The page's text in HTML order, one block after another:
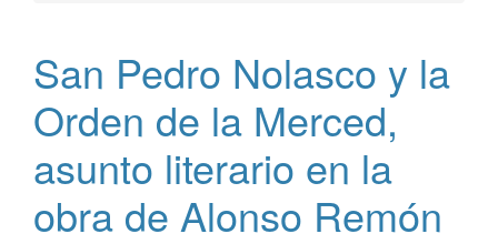
San Pedro Nolasco y la
Orden de la Merced,
asunto literario en la
obra de Alonso Remón